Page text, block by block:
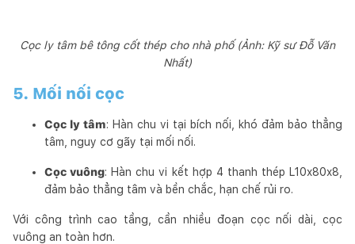
Cọc ly tâm bê tông cốt thép cho nhà phố (Ảnh: Kỹ sư Đỗ Văn
Nhất)
5. Mối nối cọc
Cọc ly tâm: Hàn chu vi tại bích nối, khó đảm bảo thẳng
tâm, nguy cơ gãy tại mối nối.
Cọc vuông: Hàn chu vi kết hợp 4 thanh thép L10x80x8,
đảm bảo thẳng tâm và bền chắc, hạn chế rủi ro.
Với công trình cao tầng, cần nhiều đoạn cọc nối dài, cọc
vuông an toàn hơn.